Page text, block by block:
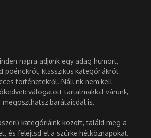
napra adjunk egy adag humort,
poénokról, klasszikus kategóriákról
történetekről. Nálunk nem kell
válogatott tartalmakkal várunk,
megoszthatsz barátaiddal is.
kategóriáink között, találd meg a
és felejtsd el a szürke hétköznapokat.